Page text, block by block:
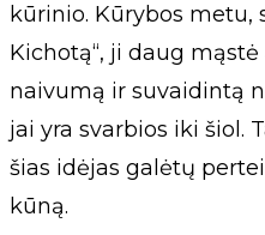
kūrinio. Kūrybos metu,
Kichotą“, ji daug
naivumą ir suvaidintą
jai yra svarbios iki šiol.
šias idėjas galėtų
kūną.